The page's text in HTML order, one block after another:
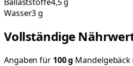
Wasser3 g
Vollständige
Angaben für 100g